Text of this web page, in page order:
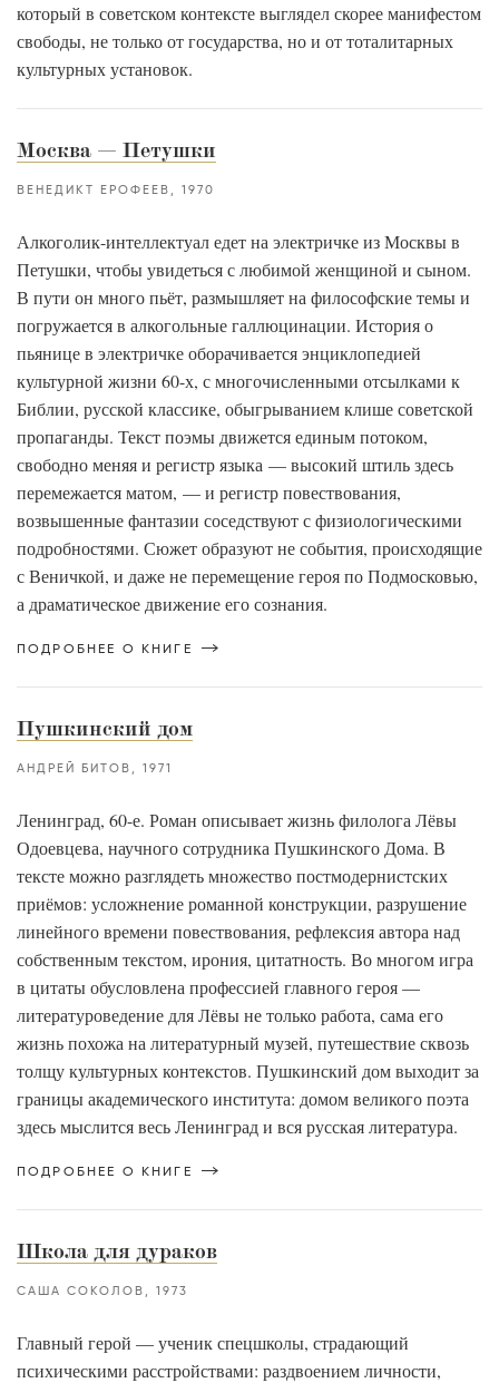
который в советском контексте выглядел скорее манифестом
свободы, не только от государства, но и от тоталитарных
культурных установок.
Москва — Петушки
ВЕНЕДИКТ ЕРОФЕЕВ 1970
Алкоголик-интеллектуал едет на электричке из Москвы в
Петушки, чтобы увидеться с любимой женщиной и сыном.
В пути он много пьёт, размышляет на философские темы и
погружается в алкогольные галлюцинации. История о
пьянице в электричке оборачивается энциклопедией
культурной жизни 60-х, с многочисленными отсылками к
Библии, русской классике, обыгрыванием клише советской
пропаганды. Текст поэмы движется единым потоком,
свободно меняя и регистр языка — высокий штиль здесь
перемежается матом, — и регистр повествования,
возвышенные фантазии соседствуют с физиологическими
подробностями. Сюжет образуют не события, происходящие
с Веничкой, и даже не перемещение героя по Подмосковью,
а драматическое движение его сознания.
ПОДРОБНЕЕ О КНИГЕ
Пушкинский дом
АНДРЕЙ БИТОВ 1971
Ленинград, 60-е. Роман описывает жизнь филолога Лёвы
Одоевцева, научного сотрудника Пушкинского Дома. В
тексте можно разглядеть множество постмодернистских
приёмов: усложнение романной конструкции, разрушение
линейного времени повествования, рефлексия автора над
собственным текстом, ирония, цитатность. Во многом игра
в цитаты обусловлена профессией главного героя —
литературоведение для Лёвы не только работа, сама его
жизнь похожа на литературный музей, путешествие сквозь
толщу культурных контекстов. Пушкинский дом выходит за
границы академического института: домом великого поэта
здесь мыслится весь Ленинград и вся русская литература.
ПОДРОБНЕЕ О КНИГЕ
Школа для дураков
САША СОКОЛОВ 1973
Главный герой — ученик спецшколы, страдающий
психическими расстройствами: раздвоением личности,